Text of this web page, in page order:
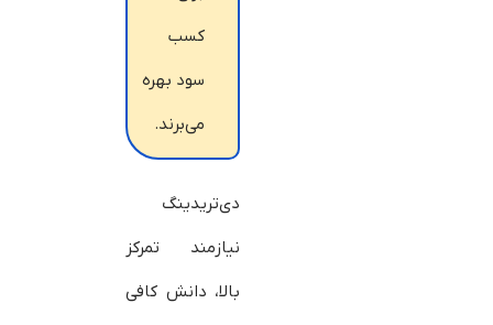
کسب
سود بهره
می‌برند.
دی‌تریدینگ
نیازمند تمرکز
بالا، دانش کافی